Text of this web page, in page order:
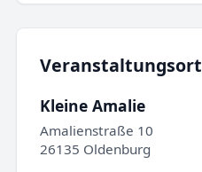
Veranstaltungsort
Kleine Amalie
Amalienstraße 10
26135 Oldenburg